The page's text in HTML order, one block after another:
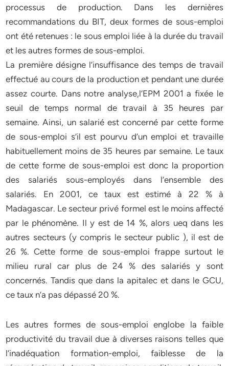
processus de production. Dans les dernières
recommandations du BIT, deux formes de sous-emploi
ont été retenues : le sous emploi liée à la durée du travail
et les autres formes de sous-emploi.
La première désigne l’insuffisance des temps de travail
effectué au cours de la production et pendant une durée
assez courte. Dans notre analyse,l’EPM 2001 a fixée le
seuil de temps normal de travail à 35 heures par
semaine. Ainsi, un salarié est concerné par cette forme
de sous-emploi s’il est pourvu d’un emploi et travaille
habituellement moins de 35 heures par semaine. Le taux
de cette forme de sous-emploi est donc la proportion
des salariés sous-employés dans l’ensemble des
salariés. En 2001, ce taux est estimé à 22 % à
Madagascar. Le secteur privé formel est le moins affecté
par le phénomène. Il y est de 14 %, alors ueq dans les
autres secteurs (y compris le secteur public ), il est de
26 %. Cette forme de sous-emploi frappe surtout le
milieu rural car plus de 24 % des salariés y sont
concernés. Tandis que dans la apitalec et dans le GCU,
ce taux n’a pas dépassé 20 %.
Les autres formes de sous-emploi englobe la faible
productivité du travail due à diverses raisons telles que
l’inadéquation formation-emploi, faiblesse de la